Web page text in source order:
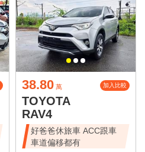
38.80 萬 加入比較
TOYOTA
RAV4
好爸爸休旅車 ACC跟車
車道偏移都有